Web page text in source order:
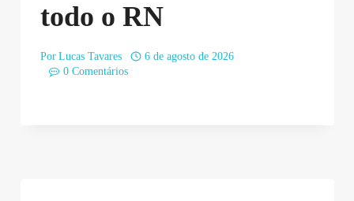
todo o RN
Por Lucas Tavares
6 de agosto de 2026
0 Comentários